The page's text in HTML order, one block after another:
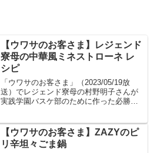
【ウワサのお客さま】レジェンド
寮母の中華風ミネストローネ レ
シピ
「ウワサのお客さま」（2023/05/19放
送）でレジェンド寮母の村野明子さんが
実践学園バスケ部のために作った必勝飯
【ウワサのお客さま】ZAZYのピ
リ辛坦々ごま鍋